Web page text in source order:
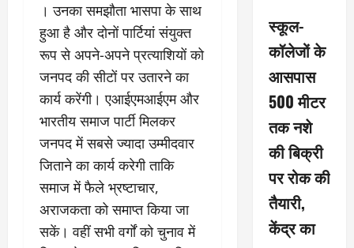
। उनका समझौता भासपा के साथ
हुआ है और दोनों पार्टियां संयुक्त
रूप से अपने-अपने प्रत्याशियों को
जनपद की सीटों पर उतारने का
कार्य करेंगी। एआईएमआईएम और
भारतीय समाज पार्टी मिलकर
जनपद में सबसे ज्यादा उम्मीदवार
जिताने का कार्य करेगी ताकि
समाज में फैले भ्रष्टाचार,
अराजकता को समाप्त किया जा
सकें। वहीं सभी वर्गों को चुनाव में
स्कूल-
कॉलेजों के
आसपास
500 मीटर
तक नशे
की बिक्री
पर रोक की
तैयारी,
केंद्र का